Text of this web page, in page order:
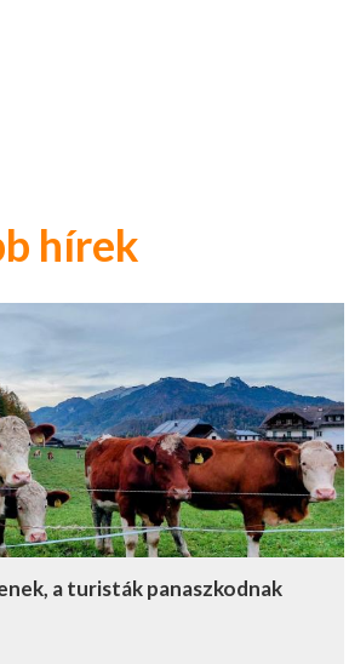
hírek
a turisták panaszkodnak